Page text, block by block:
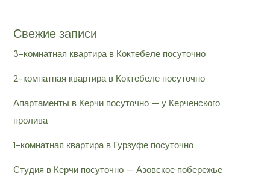
Свежие записи
3-комнатная квартира в Коктебеле посуточно
2-комнатная квартира в Коктебеле посуточно
Апартаменты в Керчи посуточно — у Керченского
пролива
1-комнатная квартира в Гурзуфе посуточно
Студия в Керчи посуточно — Азовское побережье